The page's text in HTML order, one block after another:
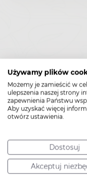
Używamy plików
Możemy je zamieścić w
ulepszenia naszej strony
zapewnienia Państwu
Aby uzyskać więcej
otwórz ustawienia.
Dostosuj
Akceptuj